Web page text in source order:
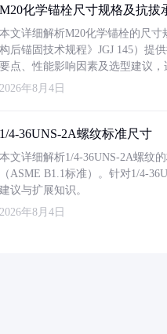
M20化学锚栓尺寸规格及抗拔
本文详细解析M20化学锚栓的尺
构后锚固技术规程》JGJ 145）提
要点、性能影响因素及选型建议，
2026年8月4日
1/4-36UNS-2A螺纹标准尺寸
本文详细解析1/4-36UNS-2A螺纹
（ASME B1.1标准）。针对1/4-
建议与扩展知识。
2026年8月4日